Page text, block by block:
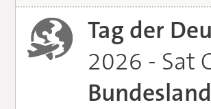
Tag der
2026 - Sat